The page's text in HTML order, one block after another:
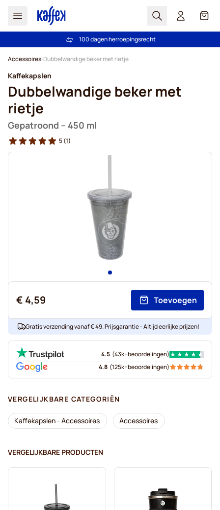
Zoek Cart
Gratis verzending vanaf € 49
100 dagen herroepingsrecht
Accessoires Dubbelwandige beker met rietje
Kaffekapslen
Dubbelwandige beker met
rietje
Gepatroond – 450 ml
5(1)
€ 4,59 Toevoegen
Gratis verzending vanaf € 49. Prijsgarantie - Altijd eerlijke prijzen!
4.5 (43k+beoordelingen)
4.8 (125k+beoordelingen)
VERGELIJKBARE CATEGORIËN
Kaffekapslen - Accessoires Accessoires
VERGELIJKBARE PRODUCTEN